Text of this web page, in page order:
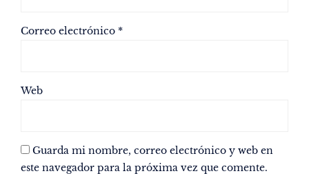
Correo electrónico *
Web
Guarda mi nombre, correo electrónico y web en
este navegador para la próxima vez que comente.